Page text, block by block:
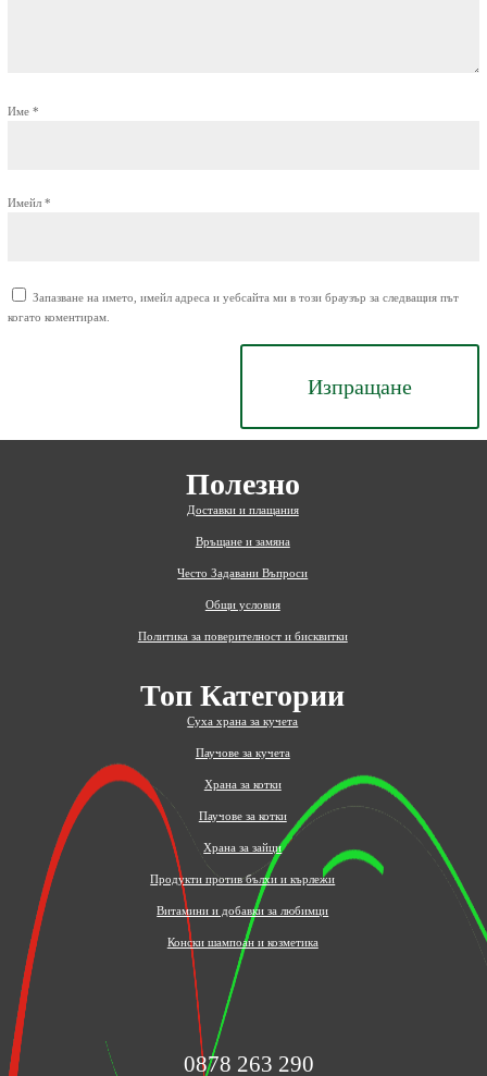
Име *
Имейл *
Запазване на името, имейл адреса и уебсайта ми в този браузър за следващия път
когато коментирам.
Изпращане
Полезно
Доставки и плащания
Връщане и замяна
Често Задавани Въпроси
Общи условия
Политика за поверителност и бисквитки
Топ Категории
Суха храна за кучета
Паучове за кучета
Храна за котки
Паучове за котки
Храна за зайци
Продукти против бълхи и кърлежи
Витамини и добавки за любимци
Конски шампоан и козметика
0878 263 290